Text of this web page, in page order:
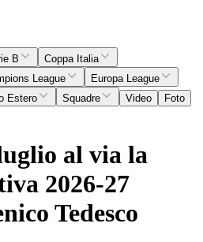
B
Coppa Italia
League
Europa League
Estero Squadre Video
Foto
al via la
2026-27
Tedesco